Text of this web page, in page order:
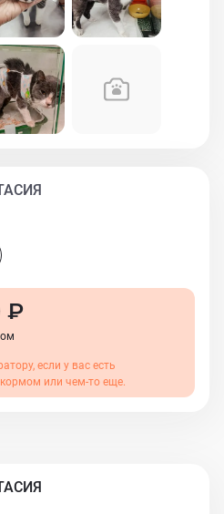
₽
если у вас есть
или чем-то еще.